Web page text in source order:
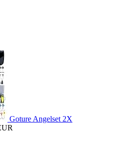
Goture Angelset 2X